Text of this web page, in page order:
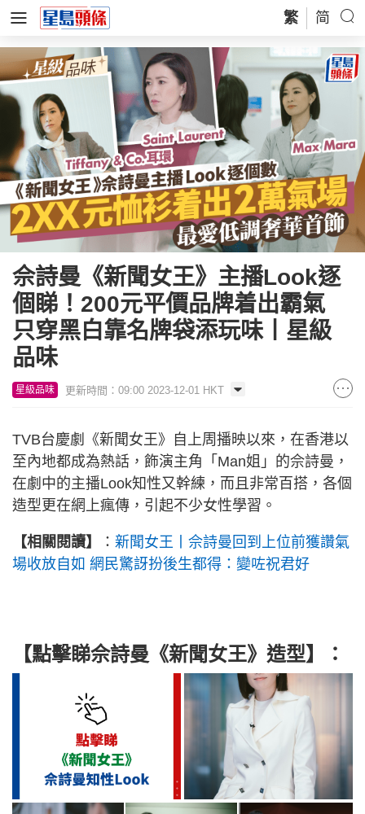
繁 简
佘詩曼《新聞女王》主播Look逐
個睇！200元平價品牌着出霸氣
只穿黑白靠名牌袋添玩味丨星級
品味
星級品味 更新時間：09:00 2023-12-01 HKT
TVB台慶劇《新聞女王》自上周播映以來，在香港以
至內地都成為熱話，飾演主角「Man姐」的佘詩曼，
在劇中的主播Look知性又幹練，而且非常百搭，各個
造型更在網上瘋傳，引起不少女性學習。
【相關閱讀】 ： 新聞女王丨佘詩曼回到上位前獲讚氣
場收放自如 網民驚訝扮後生都得：變咗祝君好
【點擊睇佘詩曼《新聞女王》造型】：